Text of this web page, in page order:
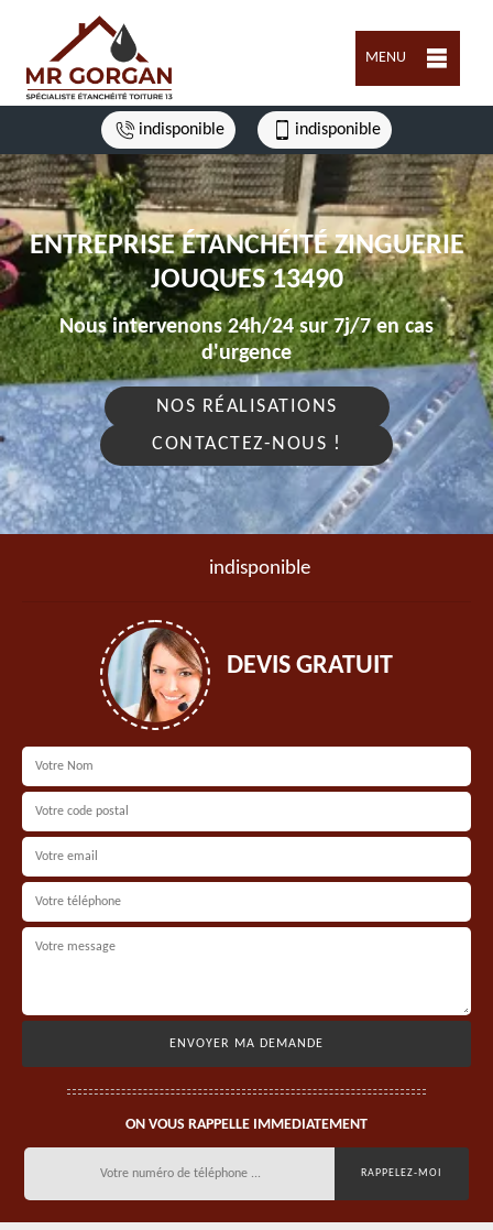
MENU
indisponible indisponible
ENTREPRISE ÉTANCHÉITÉ ZINGUERIE
JOUQUES 13490
Nous intervenons 24h/24 sur 7j/7 en cas
d'urgence
NOS RÉALISATIONS
CONTACTEZ-NOUS !
indisponible
DEVIS GRATUIT
ON VOUS RAPPELLE IMMEDIATEMENT